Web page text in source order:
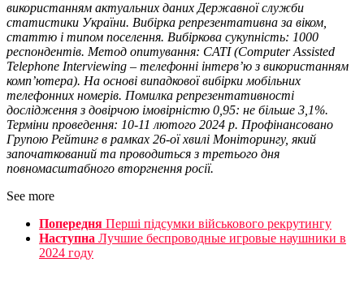
використанням актуальних даних Державної служби
статистики України. Вибірка репрезентативна за віком,
статтю і типом поселення. Вибіркова сукупність: 1000
респондентів. Метод опитування: CATI (Computer Assisted
Telephone Interviewing – телефонні інтерв’ю з використанням
комп’ютера). На основі випадкової вибірки мобільних
телефонних номерів. Помилка репрезентативності
дослідження з довірчою імовірністю 0,95: не більше 3,1%.
Терміни проведення: 10-11 лютого 2024 р. Профінансовано
Групою Рейтинг в рамках 26-ої хвилі Моніторингу, який
започаткований та проводиться з третього дня
повномасштабного вторгнення росії.
See more
Попередня Перші підсумки військового рекрутингу
Наступна Лучшие беспроводные игровые наушники в
2024 году